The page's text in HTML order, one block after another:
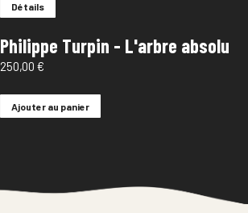
Détails
Philippe Turpin - L'arbre absolu
250,00 €
Ajouter au panier